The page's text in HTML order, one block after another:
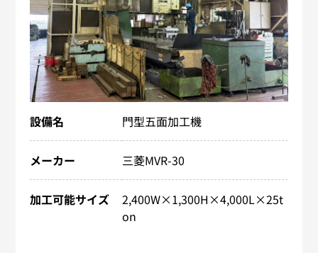
設備名 門型五面加工機
メーカー 三菱MVR-30
加工可能サイズ
2,400W×1,300H×4,000L×​25t
on